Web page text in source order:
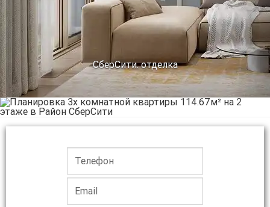
СберСити. отделка